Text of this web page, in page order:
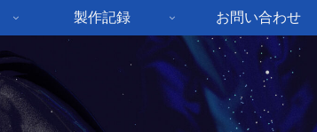
製作記録 お問い合わせ